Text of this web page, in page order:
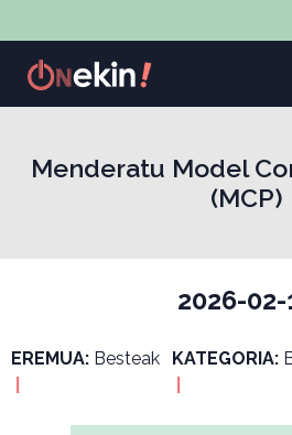
Menderatu Model
(MCP)
2026-02-
EREMUA: Besteak
KATEGORIA: